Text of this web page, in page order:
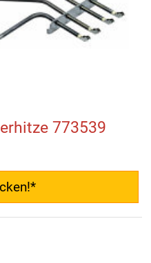
773539